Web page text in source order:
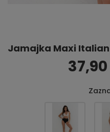
Jamajka Maxi
37,90